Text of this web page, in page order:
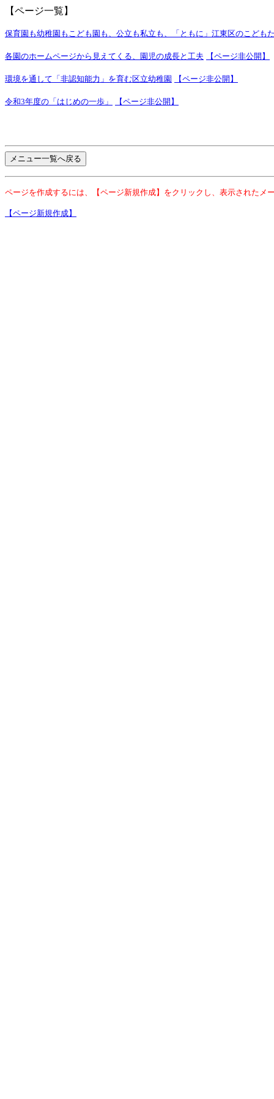
【ページ一覧】
保育園も幼稚園もこども園も、公立も私立も、「ともに」江東区のこども
各園のホームページから見えてくる、園児の成長と工夫 【ページ非公開】
環境を通して「非認知能力」を育む区立幼稚園 【ページ非公開】
令和3年度の「はじめの一歩」 【ページ非公開】
ページを作成するには、【ページ新規作成】をクリックし、表示されたメ
【ページ新規作成】